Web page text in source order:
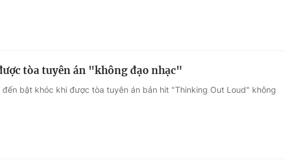
Du lịch
Làm đẹp
Học trực tuyến
tòa tuyên án "không đạo nhạc"
đến bật khóc khi được tòa tuyên án bản hit "Thinking Out Loud" không